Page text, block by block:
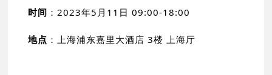
时间 ：2023年5月11日 09:00-18:00
地点 ：上海浦东嘉里大酒店 3楼 上海厅